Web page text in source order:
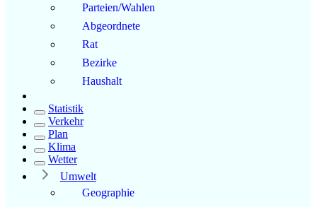
Parteien/Wahlen
Abgeordnete
Rat
Bezirke
Haushalt
Statistik
Verkehr
Plan
Klima
Wetter
Umwelt
Geographie